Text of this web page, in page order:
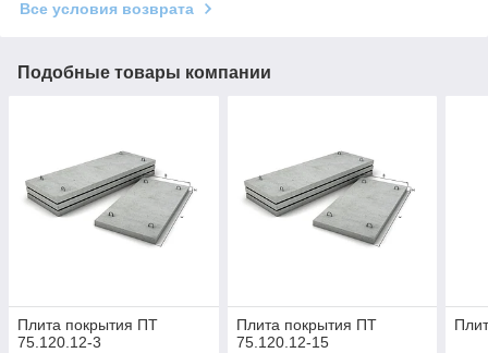
Все условия возврата
Подобные товары компании
Плита покрытия ПТ
75.120.12-3
Плита покрытия ПТ
75.120.12-15